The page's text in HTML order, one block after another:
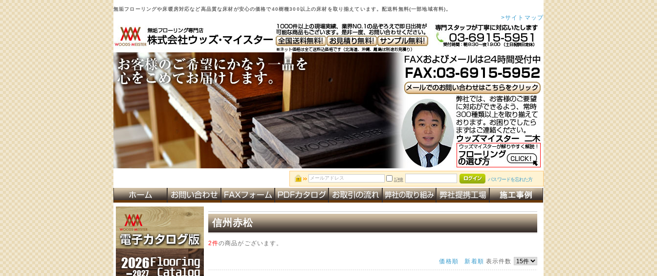
無垢フローリングや床暖房対応など高品質な床材が安心の価格で40樹種300以上の床材を取り揃えています。配送料無料(一部地域有料)。
>サイトマップ
記憶 パスワードを忘れた方
信州赤松
2件の商品がございます。
価格順 新着順 表示件数